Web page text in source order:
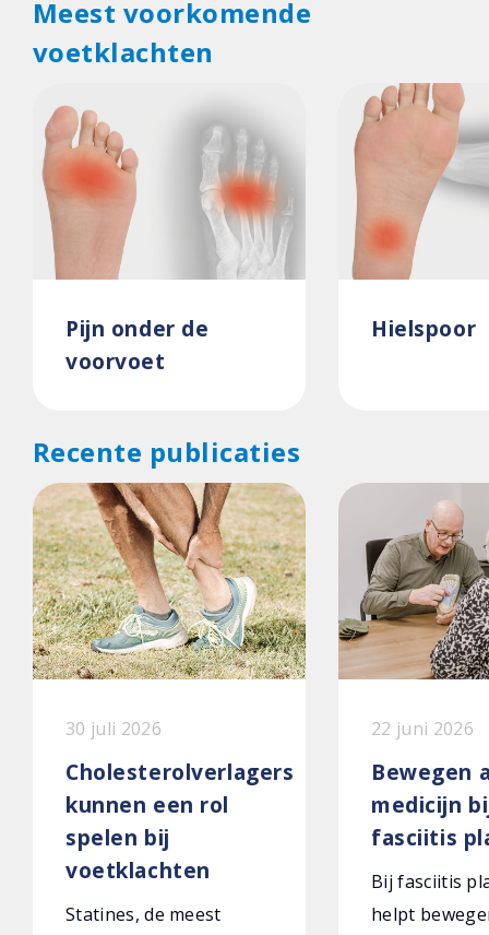
Meest voorkomende
voetklachten
Pijn onder de
voorvoet
Hielspoor
Recente publicaties
30 juli 2026
Cholesterolverlagers
kunnen een rol
spelen bij
voetklachten
Statines, de meest
22 juni 2026
Bewegen
medicijn
fasciitis
Bij fasciitis
helpt